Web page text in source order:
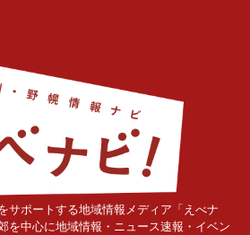
サポートする地域情報メディア「えべナ
中心に地域情報・ニュース速報・イベン